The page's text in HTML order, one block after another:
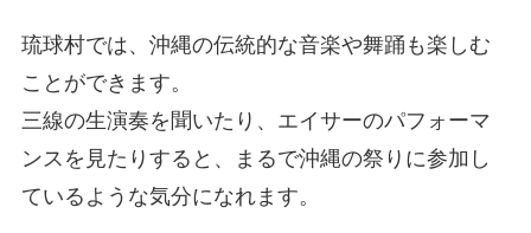
琉球村では、沖縄の伝統的な音楽や舞踊も楽しむ
ことができます。
三線の生演奏を聞いたり、エイサーのパフォーマ
ンスを見たりすると、まるで沖縄の祭りに参加し
ているような気分になれます。